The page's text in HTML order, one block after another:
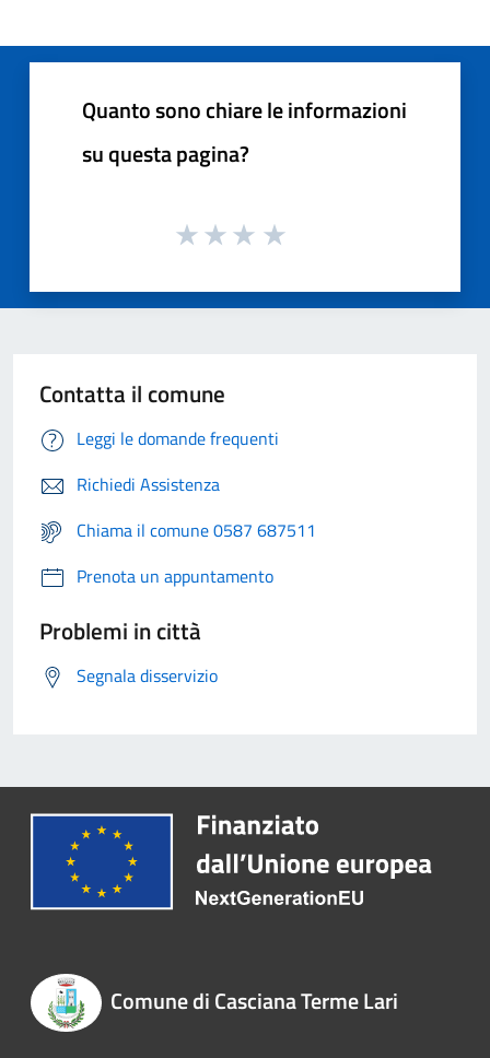
Quanto sono chiare le informazioni
su questa pagina?
Contatta il comune
Leggi le domande frequenti
Richiedi Assistenza
Chiama il comune 0587 687511
Prenota un appuntamento
Problemi in città
Segnala disservizio
Comune di Casciana Terme Lari